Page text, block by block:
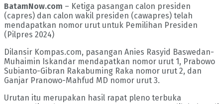
BatamNow.com – Ketiga pasangan calon presiden
(capres) dan calon wakil presiden (cawapres) telah
mendapatkan nomor urut untuk Pemilihan Presiden
(Pilpres 2024)
Dilansir Kompas.com, pasangan Anies Rasyid Baswedan-
Muhaimin Iskandar mendapatkan nomor urut 1, Prabowo
Subianto-Gibran Rakabuming Raka nomor urut 2, dan
Ganjar Pranowo-Mahfud MD nomor urut 3.
Urutan itu merupakan hasil rapat pleno terbuka